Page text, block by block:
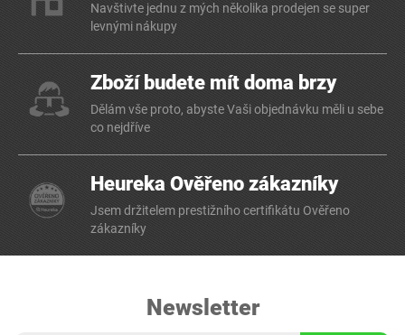
Navštivte jednu z mých několika prodejen se super
levnými nákupy
Zboží budete mít doma brzy
Dělám vše proto, abyste Vaši objednávku měli u sebe
co nejdříve
Heureka Ověřeno zákazníky
Jsem držitelem prestižního certifikátu Ověřeno
zákazníky
Newsletter